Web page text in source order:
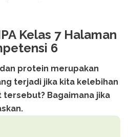
Kelas 7 Halaman
6
protein merupakan
terjadi jika kita kelebihan
Bagaimana jika